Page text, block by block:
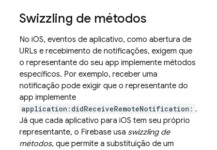
Swizzling de métodos
No iOS, eventos de aplicativo, como abertura de
URLs e recebimento de notificações, exigem que
o representante do seu app implemente métodos
específicos. Por exemplo, receber uma
notificação pode exigir que o representante do
app implemente
application:didReceiveRemoteNotification: .
Já que cada aplicativo para iOS tem seu próprio
representante, o Firebase usa swizzling de
métodos, que permite a substituição de um